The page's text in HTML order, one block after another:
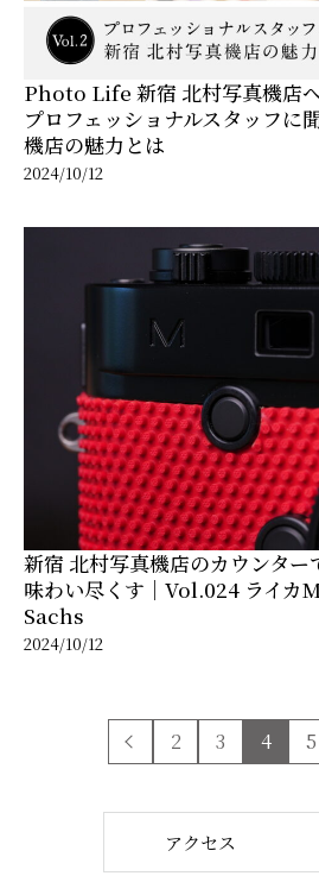
Photo Life 新宿 北村写真機店
プロフェッショナルスタッフに
機店の魅力とは
2024/10/12
新宿 北村写真機店のカウンター
味わい尽くす｜Vol.024 ライ
Sachs
2024/10/12
2 3 4 5
アクセス